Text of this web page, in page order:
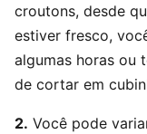
croutons, desde
estiver fresco,
algumas horas ou
de cortar em
2. Você pode